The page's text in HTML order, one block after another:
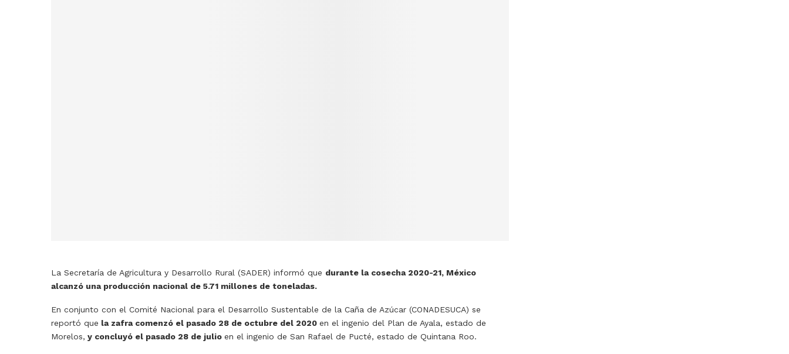
La Secretaría de Agricultura y Desarrollo Rural (SADER) informó que durante la cosecha 2020-21, México
alcanzó una producción nacional de 5.71 millones de toneladas.
En conjunto con el Comité Nacional para el Desarrollo Sustentable de la Caña de Azúcar (CONADESUCA) se
reportó que la zafra comenzó el pasado 28 de octubre del 2020 en el ingenio del Plan de Ayala, estado de
Morelos, y concluyó el pasado 28 de julio en el ingenio de San Rafael de Pucté, estado de Quintana Roo.